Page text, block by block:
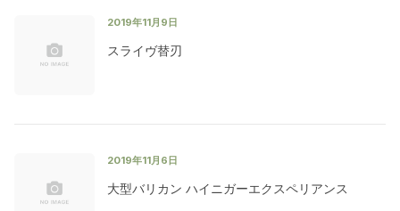
2019年11月9日
スライヴ替刃
2019年11月6日
大型バリカン ハイニガーエクスペリアンス